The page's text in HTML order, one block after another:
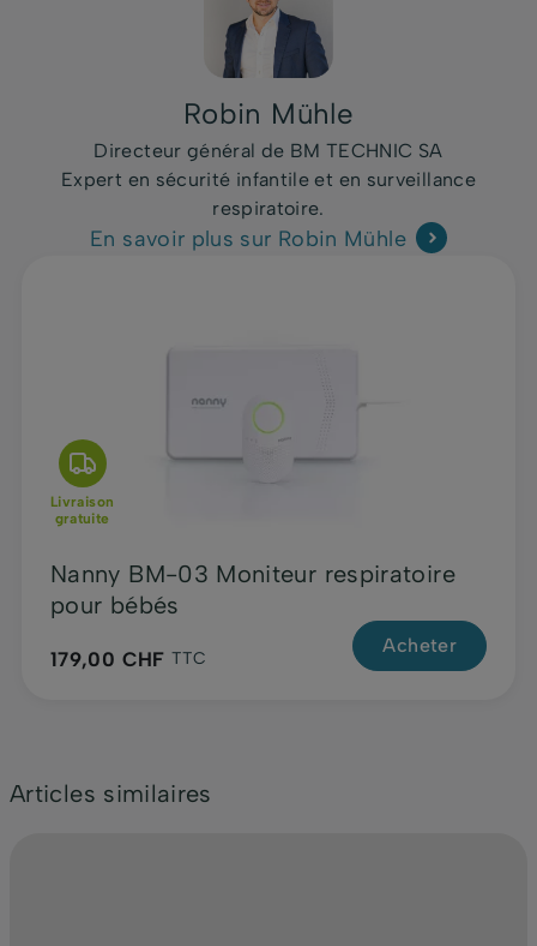
Robin Mühle
Directeur général de BM TECHNIC SA
Expert en sécurité infantile et en surveillance
respiratoire.
En savoir plus sur Robin Mühle
Livraison
gratuite
Nanny BM-03 Moniteur respiratoire
pour bébés
179,00 CHF TTC
Acheter
Articles similaires